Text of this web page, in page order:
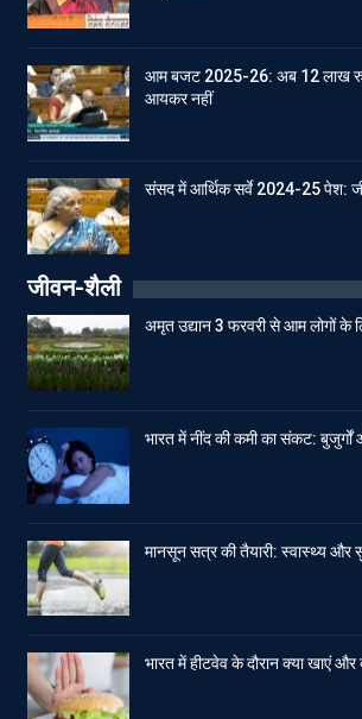
आम बजट 2025-26: अब 12 लाख
आयकर नहीं
संसद में आर्थिक सर्वे 2024-25 पेश:
जीवन-शैली
अमृत उद्यान 3 फरवरी से आम लोगों के
भारत में नींद की कमी का संकट:
मानसून सत्र की तैयारी: स्वास्थ्य और
भारत में हीटवेव के दौरान क्या खाएं